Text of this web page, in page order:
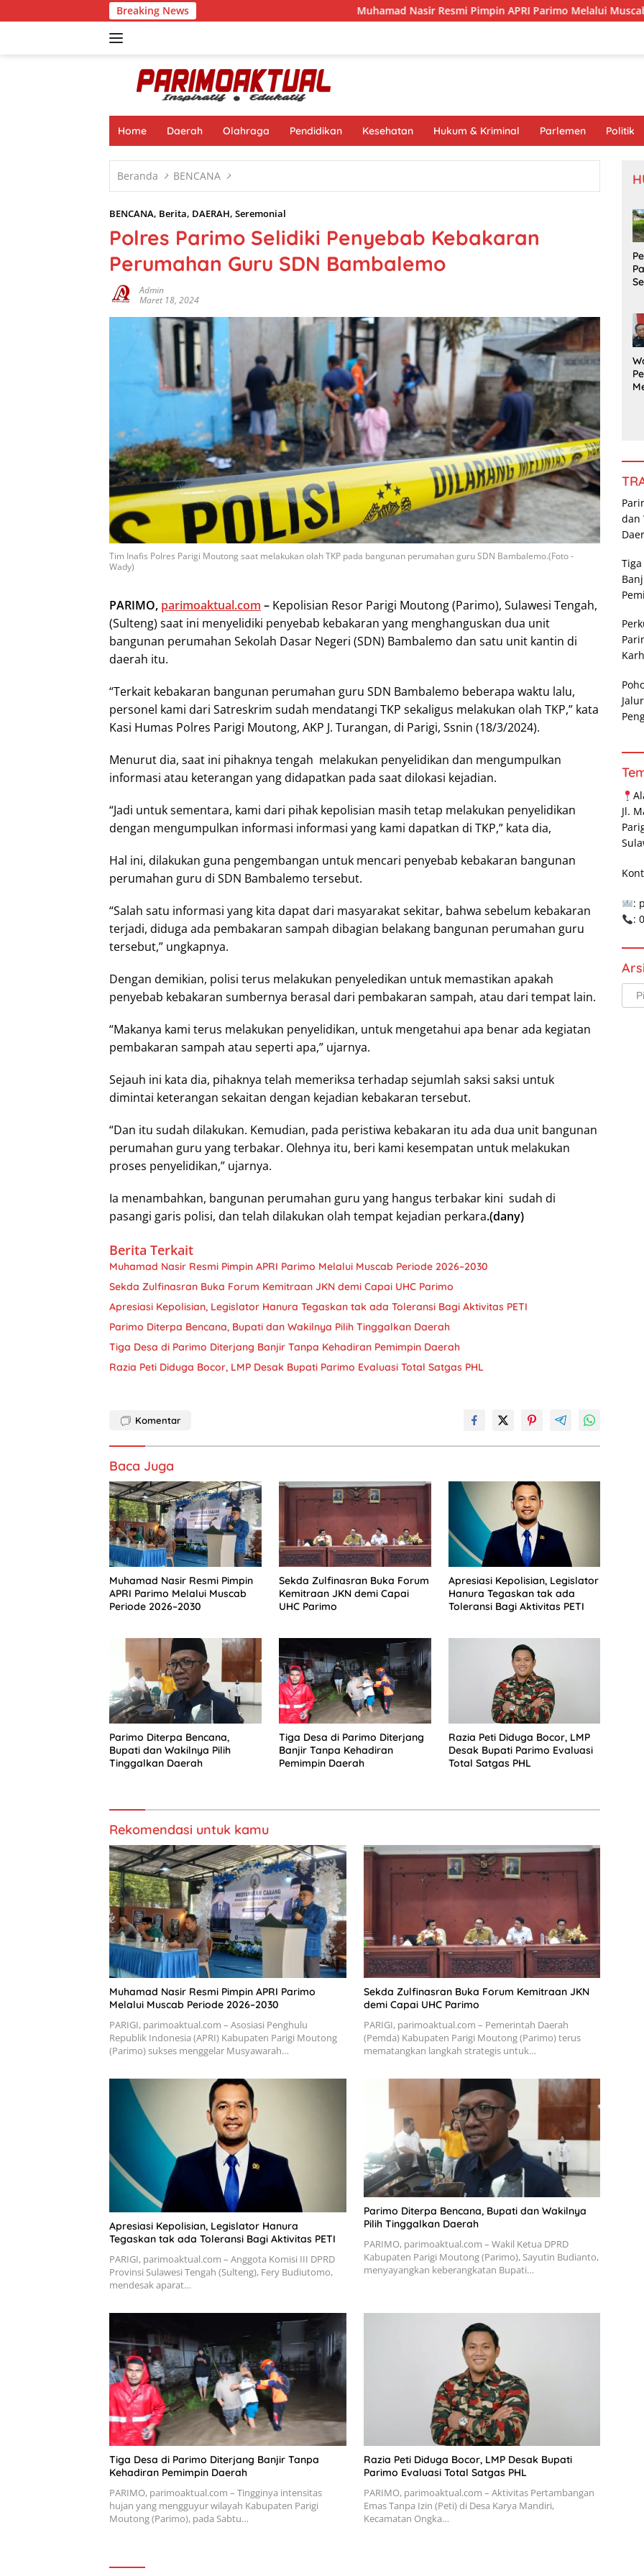
ke
Breaking News Muhamad Nasir Resmi Pimpin APRI Parimo Melalui Muscab Periode
Home Daerah Olahraga Pendidikan Kesehatan Hukum & Kriminal Parlemen Politik
Beranda BENCANA
BENCANA, Berita, DAERAH, Seremonial
Polres Parimo Selidiki Penyebab Kebakaran
Perumahan Guru SDN Bambalemo
Admin
Maret 18, 2024
Tim Inafis Polres Parigi Moutong saat melakukan olah TKP pada bangunan perumahan guru SDN Bambalemo.(Foto -
Wady)
PARIMO, parimoaktual.com – Kepolisian Resor Parigi Moutong (Parimo), Sulawesi Tengah,
(Sulteng) saat ini menyelidiki penyebab kebakaran yang menghanguskan dua unit
bangunan perumahan Sekolah Dasar Negeri (SDN) Bambalemo dan satu unit kantin di
daerah itu.
“Terkait kebakaran bangunan perumahan guru SDN Bambalemo beberapa waktu lalu,
personel kami dari Satreskrim sudah mendatangi TKP sekaligus melakukan olah TKP,” kata
Kasi Humas Polres Parigi Moutong, AKP J. Turangan, di Parigi, Ssnin (18/3/2024).
Menurut dia, saat ini pihaknya tengah melakukan penyelidikan dan mengumpulkan
informasi atau keterangan yang didapatkan pada saat dilokasi kejadian.
“Jadi untuk sementara, kami dari pihak kepolisian masih tetap melakukan penyelidikan
dengan mengumpulkan informasi informasi yang kami dapatkan di TKP,” kata dia,
Hal ini, dilakukan guna pengembangan untuk mencari penyebab kebakaran bangunan
perumahan guru di SDN Bambalemo tersebut.
“Salah satu informasi yang kita dapat dari masyarakat sekitar, bahwa sebelum kebakaran
terjadi, diduga ada pembakaran sampah dibagian belakang bangunan perumahan guru
tersebut,” ungkapnya.
Dengan demikian, polisi terus melakukan penyeledikan untuk memastikan apakah
penyebab kebakaran sumbernya berasal dari pembakaran sampah, atau dari tempat lain.
“Makanya kami terus melakukan penyelidikan, untuk mengetahui apa benar ada kegiatan
pembakaran sampah atau seperti apa,” ujarnya.
Sejauh ini kata dia, pihaknya telah memeriksa terhadap sejumlah saksi saksi untuk
dimintai keterangan sekaitan dengan kejadian kebakaran tersebut.
“Dan itu sudah dilakukan. Kemudian, pada peristiwa kebakaran itu ada dua unit bangunan
perumahan guru yang terbakar. Olehnya itu, beri kami kesempatan untuk melakukan
proses penyelidikan,” ujarnya.
Ia menambahkan, bangunan perumahan guru yang hangus terbakar kini sudah di
pasangi garis polisi, dan telah dilakukan olah tempat kejadian perkara.(dany)
Berita Terkait
Muhamad Nasir Resmi Pimpin APRI Parimo Melalui Muscab Periode 2026–2030
Sekda Zulfinasran Buka Forum Kemitraan JKN demi Capai UHC Parimo
Apresiasi Kepolisian, Legislator Hanura Tegaskan tak ada Toleransi Bagi Aktivitas PETI
Parimo Diterpa Bencana, Bupati dan Wakilnya Pilih Tinggalkan Daerah
Tiga Desa di Parimo Diterjang Banjir Tanpa Kehadiran Pemimpin Daerah
Razia Peti Diduga Bocor, LMP Desak Bupati Parimo Evaluasi Total Satgas PHL
Komentar
Baca Juga
Muhamad Nasir Resmi Pimpin
APRI Parimo Melalui Muscab
Periode 2026–2030
Sekda Zulfinasran Buka Forum
Kemitraan JKN demi Capai
UHC Parimo
Apresiasi Kepolisian, Legislator
Hanura Tegaskan tak ada
Toleransi Bagi Aktivitas PETI
Parimo Diterpa Bencana,
Bupati dan Wakilnya Pilih
Tinggalkan Daerah
Tiga Desa di Parimo Diterjang
Banjir Tanpa Kehadiran
Pemimpin Daerah
Razia Peti Diduga Bocor, LMP
Desak Bupati Parimo Evaluasi
Total Satgas PHL
Rekomendasi untuk kamu
Muhamad Nasir Resmi Pimpin APRI Parimo
Melalui Muscab Periode 2026–2030
PARIGI, parimoaktual.com – Asosiasi Penghulu
Republik Indonesia (APRI) Kabupaten Parigi Moutong
(Parimo) sukses menggelar Musyawarah…
Sekda Zulfinasran Buka Forum Kemitraan JKN
demi Capai UHC Parimo
PARIGI, parimoaktual.com – Pemerintah Daerah
(Pemda) Kabupaten Parigi Moutong (Parimo) terus
mematangkan langkah strategis untuk…
Apresiasi Kepolisian, Legislator Hanura
Tegaskan tak ada Toleransi Bagi Aktivitas PETI
PARIGI, parimoaktual.com – Anggota Komisi III DPRD
Provinsi Sulawesi Tengah (Sulteng), Fery Budiutomo,
mendesak aparat…
Parimo Diterpa Bencana, Bupati dan Wakilnya
Pilih Tinggalkan Daerah
PARIMO, parimoaktual.com – Wakil Ketua DPRD
Kabupaten Parigi Moutong (Parimo), Sayutin Budianto,
menyayangkan keberangkatan Bupati…
Tiga Desa di Parimo Diterjang Banjir Tanpa
Kehadiran Pemimpin Daerah
PARIMO, parimoaktual.com – Tingginya intensitas
hujan yang mengguyur wilayah Kabupaten Parigi
Moutong (Parimo), pada Sabtu…
Razia Peti Diduga Bocor, LMP Desak Bupati
Parimo Evaluasi Total Satgas PHL
PARIMO, parimoaktual.com – Aktivitas Pertambangan
Emas Tanpa Izin (Peti) di Desa Karya Mandiri,
Kecamatan Ongka…
dan
Jl.
:
: